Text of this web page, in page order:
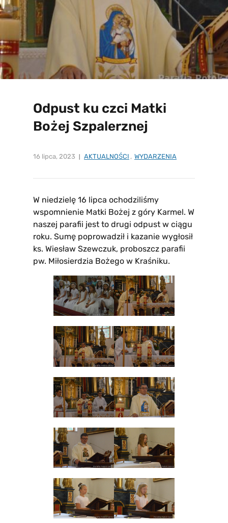
Odpust ku czci Matki
Bożej Szpalerznej
16 lipca, 2023 AKTUALNOŚCI , WYDARZENIA
W niedzielę 16 lipca ochodziliśmy
wspomnienie Matki Bożej z góry Karmel. W
naszej parafii jest to drugi odpust w ciągu
roku. Sumę poprowadził i kazanie wygłosił
ks. Wiesław Szewczuk, proboszcz parafii
pw. Miłosierdzia Bożego w Kraśniku.